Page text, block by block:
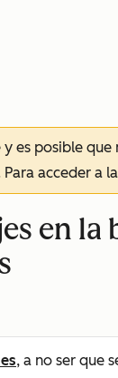
es posible
acceder a
en la
, a no ser que